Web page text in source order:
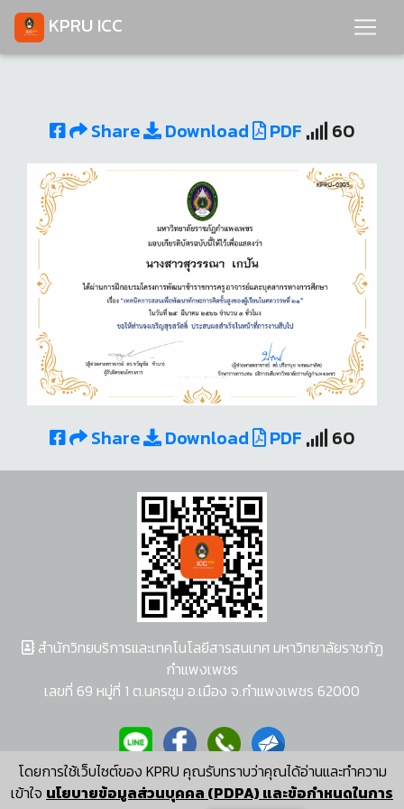
KPRU ICC
Share Download PDF 60
Share Download PDF 60
โดยการใช้เว็บไซต์ของ KPRU คุณรับทราบว่าคุณได้อ่านและทำความ
เข้าใจ นโยบายข้อมูลส่วนบุคคล (PDPA) และข้อกำหนดในการ
สำนักวิทยบริการและเทคโนโลยีสารสนเทศ มหาวิทยาลัยราชภัฏ
กำแพงเพชร
เลขที่ 69 หมู่ที่ 1 ต.นครชุม อ.เมือง จ.กำแพงเพชร 62000
ผู้พัฒนาระบบ อนุชา พวงผกา